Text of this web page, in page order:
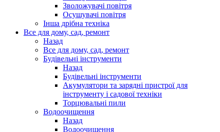
Зволожувачі повітря
Осушувачі повітря
Інша дрібна техніка
Все для дому, сад, ремонт
Назад
Все для дому, сад, ремонт
Будівельні інструменти
Назад
Будівельні інструменти
Акумулятори та зарядні пристрої для
інструменту і садової техніки
Торцювальні пили
Водоочищення
Назад
Водоочищення